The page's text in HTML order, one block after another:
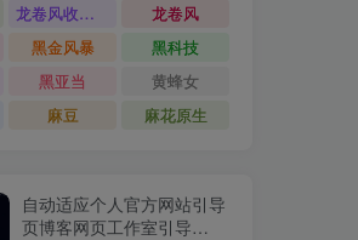
龙卷风收音机
龙卷风
黑金风暴
黑科技
黑亚当
黄蜂女
麻豆 麻花原生
自动适应个人官方网站引导
页博客网页工作室引导